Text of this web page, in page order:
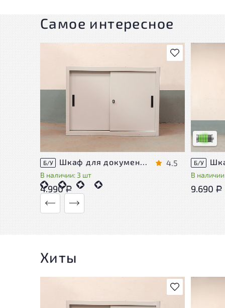
Самое интересное
В избранное
Б/У
В наличии: 3 шт
4.5
4.990Р
Низкая
Б/У
В
9.690 Р
Хиты
В избранное